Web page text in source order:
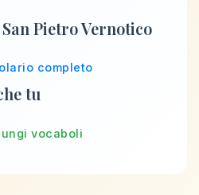
Pietro Vernotico
completo
tu
vocaboli